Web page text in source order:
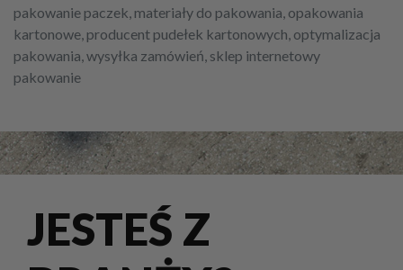
pakowanie paczek, materiały do pakowania, opakowania
kartonowe, producent pudełek kartonowych, optymalizacja
pakowania, wysyłka zamówień, sklep internetowy
pakowanie
JESTEŚ Z